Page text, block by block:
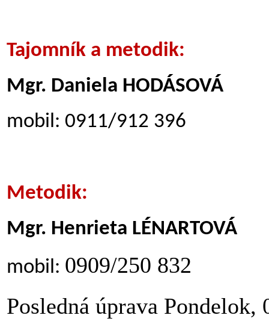
Tajomník a metodik:
Mgr. Daniela HODÁSOVÁ
mobil: 0911/912 396
Metodik:
Mgr. Henrieta LÉNARTOVÁ
mobil: 0909/250 832
Posledná úprava